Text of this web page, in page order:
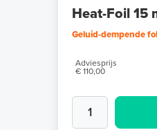
Heat-Foil 15
Geluid-dempende
Adviesprijs
€ 110,00